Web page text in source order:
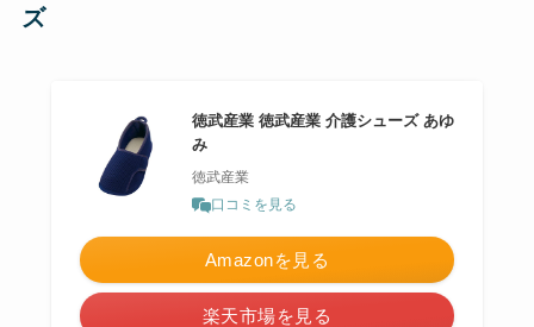
ズ
徳武産業 徳武産業 介護シューズ あゆ
み
徳武産業
口コミを見る
Amazonを見る
楽天市場を見る